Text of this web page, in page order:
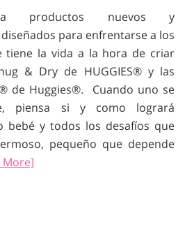
productos nuevos y
para enfrentarse a los
tiene la vida a la hora de criar
& Dry de HUGGIES® y las
de Huggies®. Cuando uno se
piensa si y como logrará
bebé y todos los desafíos que
pequeño que depende
More]